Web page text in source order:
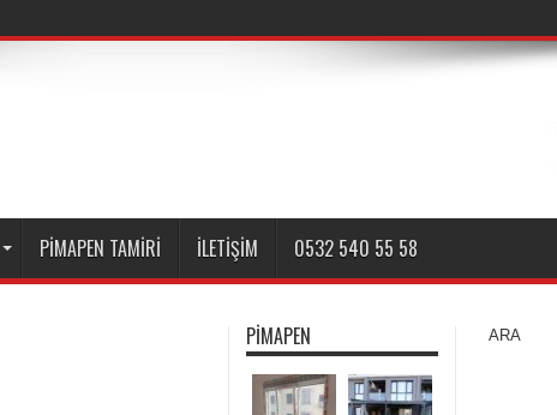
PIMAPEN TAMIRI İLETIŞIM 0532 540 55 58
PIMAPEN
ARA